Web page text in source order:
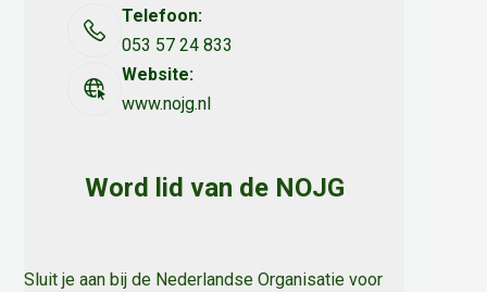
Telefoon:
053 57 24 833
Website:
www.nojg.nl
Word lid van de NOJG
Sluit je aan bij de Nederlandse Organisatie voor